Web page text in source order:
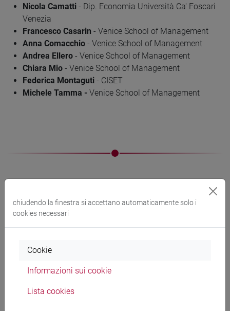
Nicola Camatti - Dip. Economia Università Ca' Foscari
Venezia
Francesco Casarin - Venice School of Management
Anna Comacchio - Venice School of Management
Andrea Ellero - Venice School of Management
Chiara Mio - Venice School of Management
Federica Montaguti - CISET
Michele Tamma - Venice School of Management
Progetti live
studenti agiscono come consulenti
solo da poche leading schools nel mondo
chiudendo la finestra si accettano automaticamente solo i
cookies necessari
Cookie
Informazioni sui cookie
Lista cookies